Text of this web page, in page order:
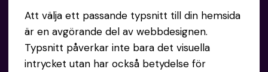
Att välja ett passande typsnitt till din hemsida
är en avgörande del av webbdesignen.
Typsnitt påverkar inte bara det visuella
intrycket utan har också betydelse för